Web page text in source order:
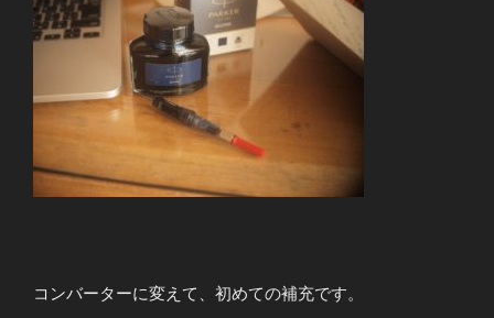
コンバーターに変えて、初めての補充です。